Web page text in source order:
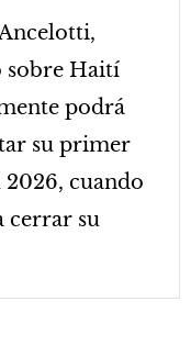
Haití
podrá
su primer
cuando
cerrar su